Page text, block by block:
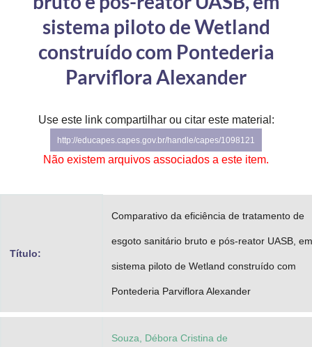
Secretaria-Geral
Secretaria de Governo
Gabinete de Segurança Institucional
Banco Central do Brasil
sistema piloto de Wetland
construído com Pontederia
Parviflora Alexander
Use este link compartilhar ou citar este material:
http://educapes.capes.gov.br/handle/capes/1098121
Não existem arquivos associados a este item.
Título:
Comparativo da eficiência de tratamento de
esgoto sanitário bruto e pós-reator UASB, em
sistema piloto de Wetland construído com
Pontederia Parviflora Alexander
Souza, Débora Cristina de